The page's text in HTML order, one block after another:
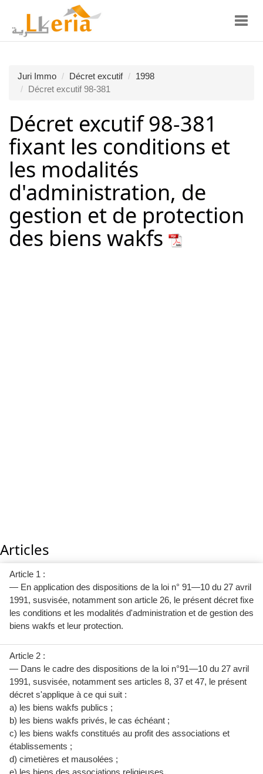
Juri Immo Décret excutif
1998
Décret excutif 98-381
Décret excutif 98-381
fixant les conditions et
les modalités
d'administration, de
gestion et de protection
des biens wakfs
Articles
Article 1 :
— En application des dispositions de la loi n° 91—10 du 27 avril
1991, susvisée, notamment son article 26, le présent décret fixe
les conditions et les modalités d'administration et de gestion des
biens wakfs et leur protection.
Article 2 :
— Dans le cadre des dispositions de la loi n°91—10 du 27 avril
1991, susvisée, notamment ses articles 8, 37 et 47, le présent
décret s'applique à ce qui suit :
a) les biens wakfs publics ;
b) les biens wakfs privés, le cas échéant ;
c) les biens wakfs constitués au profit des associations et
établissements ;
d) cimetières et mausolées ;
e) les biens des associations religieuses.